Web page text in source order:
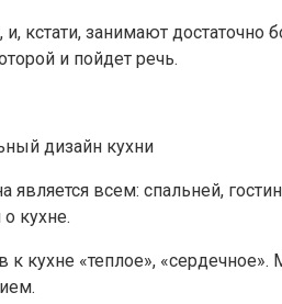
кстати, занимают
и пойдет речь.
дизайн кухни
всем: спальней,
кухне.
кухне «теплое»,